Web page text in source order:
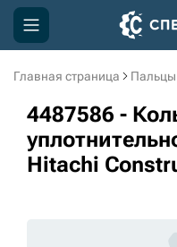
Главная страница Пальцы
4487586 -
Hitachi
Компания
Акции
Доставка и оплата